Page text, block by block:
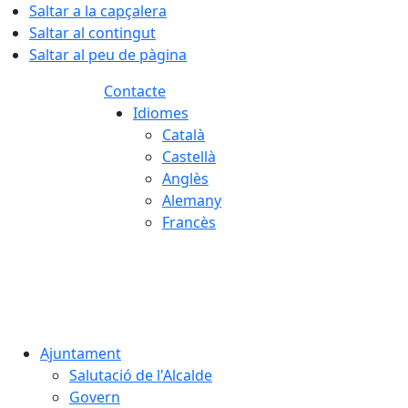
Saltar a la capçalera
Saltar al contingut
Saltar al peu de pàgina
Contacte
Idiomes
Català
Castellà
Anglès
Alemany
Francès
Ajuntament
Salutació de l'Alcalde
Govern